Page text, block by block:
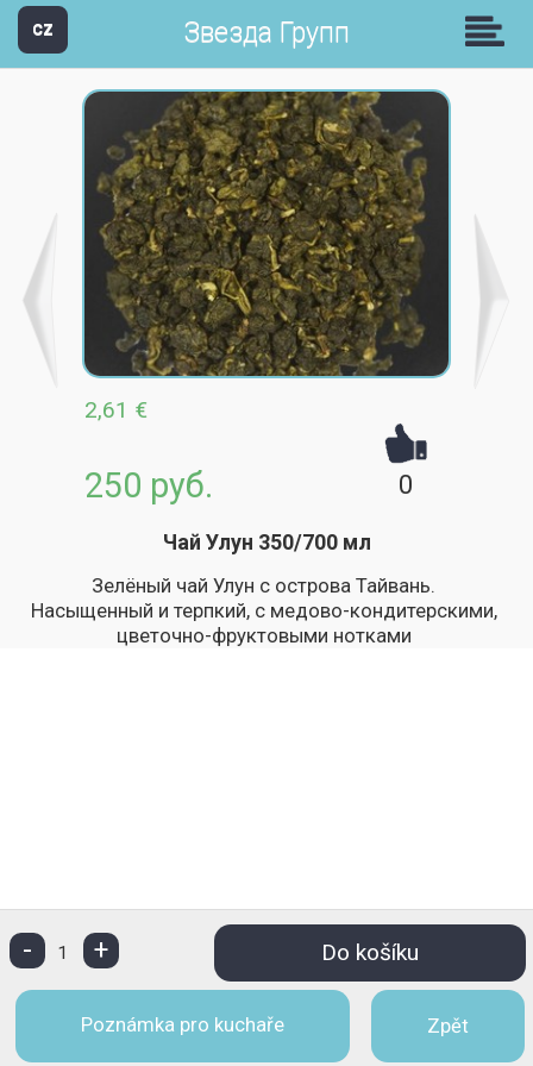
CZ Звезда Групп
2,61 €
250 руб. 0
Чай Улун 350/700 мл
Зелёный чай Улун с острова Тайвань.
Насыщенный и терпкий, с медово-кондитерскими,
цветочно-фруктовыми нотками
- 1 + Do košíku
Poznámka pro kuchaře Zpět